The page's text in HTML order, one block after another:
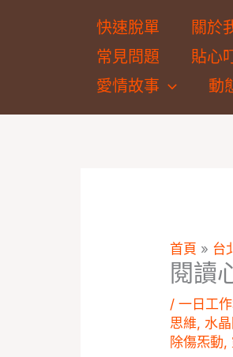
快速脫單 關於
常見問題
貼心
愛情故事
動
首頁 » 台
閱讀
/一日工
思維, 水
除傷炁動,